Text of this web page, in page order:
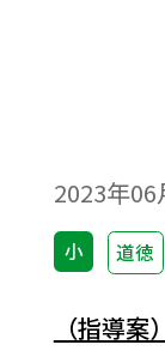
2023年06
小 道徳
（指導